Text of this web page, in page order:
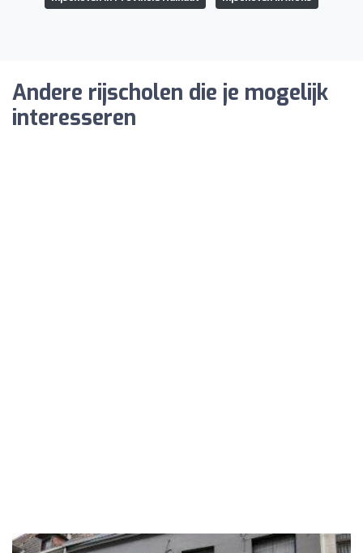
Andere rijscholen die je mogelijk
interesseren